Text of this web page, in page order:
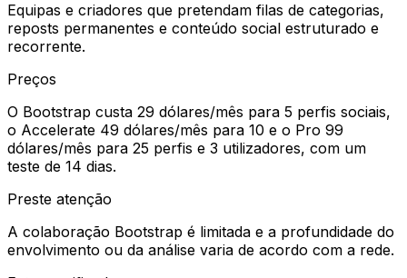
Equipas e criadores que pretendam filas de categorias,
reposts permanentes e conteúdo social estruturado e
recorrente.
Preços
O Bootstrap custa 29 dólares/mês para 5 perfis sociais,
o Accelerate 49 dólares/mês para 10 e o Pro 99
dólares/mês para 25 perfis e 3 utilizadores, com um
teste de 14 dias.
Preste atenção
A colaboração Bootstrap é limitada e a profundidade do
envolvimento ou da análise varia de acordo com a rede.